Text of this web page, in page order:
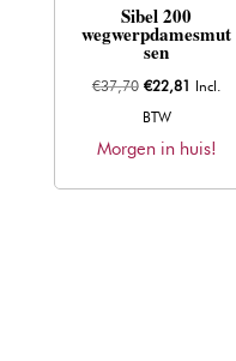
Sibel 200
wegwerpdamesmut
sen
€37,70 Oorspronkelijke
prijs
was:
€22,81 Huidige
is:
Incl.
BTW
Morgen in huis!